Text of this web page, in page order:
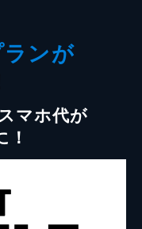
ンが
マホ代が